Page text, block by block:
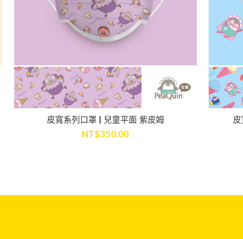
ADD TO CART
皮寬系列口罩 | 兒童平面 紫皮姆
NT$350.00